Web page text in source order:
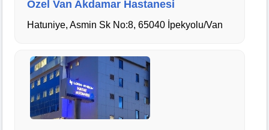
Özel Van Akdamar Hastanesi
Hatuniye, Asmin Sk No:8, 65040 İpekyolu/Van